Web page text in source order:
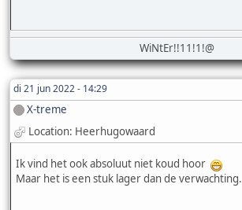
WiNtEr!!11!1!@
di 21 jun 2022 - 14:29
X-treme
Location: Heerhugowaard
Ik vind het ook absoluut niet koud hoor
Maar het is een stuk lager dan de verwachting.